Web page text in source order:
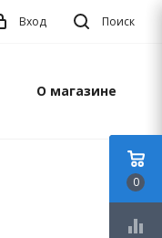
Вход Поиск
О магазине
0
equalizer